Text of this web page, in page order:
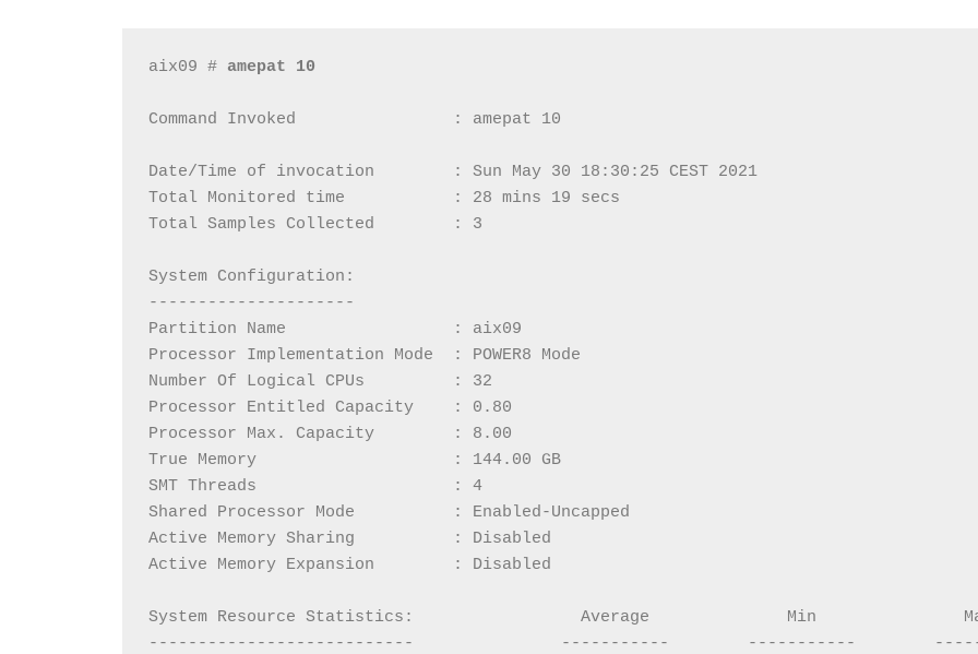
aix09 # amepat 10
Command Invoked                : amepat 10
Date/Time of invocation        : Sun May 30 18:30:25 CEST 2021
Total Monitored time           : 28 mins 19 secs
Total Samples Collected        : 3
System Configuration:
---------------------
Partition Name                 : aix09
Processor Implementation Mode  : POWER8 Mode
Number Of Logical CPUs         : 32
Processor Entitled Capacity    : 0.80
Processor Max. Capacity        : 8.00
True Memory                    : 144.00 GB
SMT Threads                    : 4
Shared Processor Mode          : Enabled-Uncapped
Active Memory Sharing          : Disabled
Active Memory Expansion        : Disabled
System Resource Statistics:                 Average              Min
---------------------------               -----------        -----------